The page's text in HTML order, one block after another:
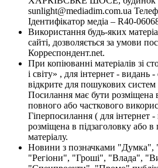
sunlight@mediadim.com.ua
Ідентифікатор медіа – R40-
Використання будь-яких
сайті, дозволяється за умови
Корреспондент.net.
При копіюванні матеріалів зі
і світу» , для інтернет - видань
відкрите для пошукових систем
Посилання має бути розміщена
повного або часткового
Гіперпосилання ( для інтернет
розміщена в підзаголовку або в
матеріалу.
Новини з позначками "Думка",
"Регіони", "Гроші", "Влада",